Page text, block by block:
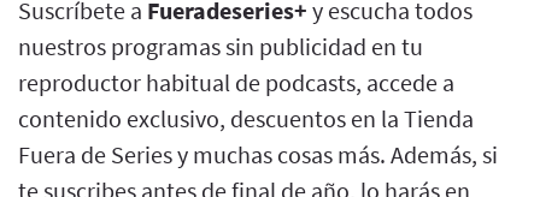
Suscríbete a Fueradeseries+ y escucha todos
nuestros programas sin publicidad en tu
reproductor habitual de podcasts, accede a
contenido exclusivo, descuentos en la Tienda
Fuera de Series y muchas cosas más. Además, si
te suscribes antes de final de año, lo harás en